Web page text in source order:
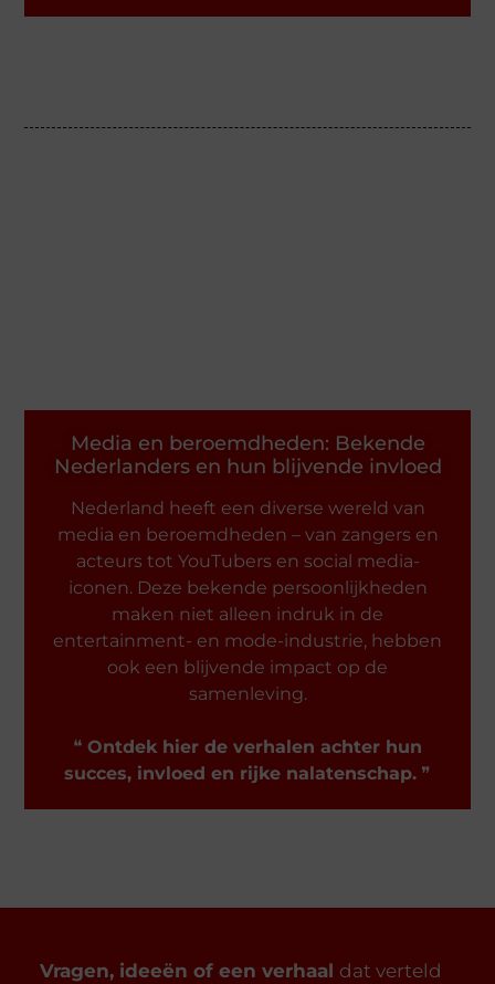
Media en beroemdheden: Bekende
Nederlanders en hun blijvende invloed
Nederland heeft een diverse wereld van
media en beroemdheden – van zangers en
acteurs tot YouTubers en social media-
iconen. Deze bekende persoonlijkheden
maken niet alleen indruk in de
entertainment- en mode-industrie, hebben
ook een blijvende impact op de
samenleving.
❝ Ontdek hier de verhalen achter hun
succes, invloed en rijke nalatenschap. ❞
Vragen, ideeën of een verhaal dat verteld